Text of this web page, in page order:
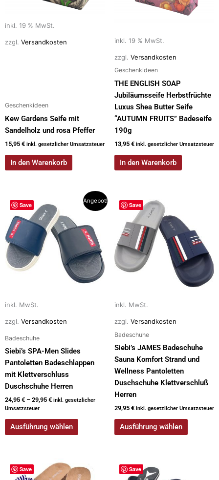
inkl. 19 % MwSt.
zzgl. Versandkosten
Geschenkideen
Kew Gardens Seife mit
Sandelholz und rosa Pfeffer
15,95 € inkl. gesetzlicher Umsatzsteuer
In den Warenkorb
inkl. 19 % MwSt.
zzgl. Versandkosten
Geschenkideen
THE ENGLISH SOAP
Jubiläumsseife Herbstfrüchte
Luxus Shea Butter Seife
“AUTUMN FRUITS” Badeseife
190g
13,95 € inkl. gesetzlicher Umsatzsteuer
In den Warenkorb
Save
Angebot!
inkl. MwSt.
zzgl. Versandkosten
Badeschuhe
Siebi’s SPA-Men Slides
Pantoletten Badeschlappen
mit Klettverschluss
Duschschuhe Herren
24,95 € – 29,95 € inkl. gesetzlicher
Umsatzsteuer
Ausführung wählen
Dieses
Produkt
weist
mehrere
Varianten
auf.
Die
auf
Produktseite
gewählt
werden
Save
inkl. MwSt.
zzgl. Versandkosten
Badeschuhe
Siebi’s JAMES Badeschuhe
Sauna Komfort Strand und
Wellness Pantoletten
Duschschuhe Klettverschluß
Herren
29,95 € inkl. gesetzlicher Umsatzsteuer
Ausführung wählen
Dieses
Produkt
weist
mehrere
Varianten
Die
auf
Produktseite
gewählt
werden
Save
Dieses
Produkt
Save
Dieses
Produkt